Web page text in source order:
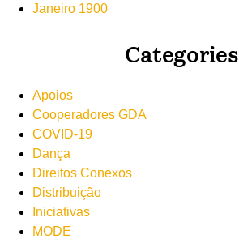
Janeiro 1900
Categories
Apoios
Cooperadores GDA
COVID-19
Dança
Direitos Conexos
Distribuição
Iniciativas
MODE